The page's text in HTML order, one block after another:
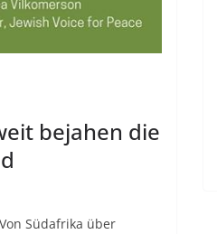
bejahen die
Südafrika über